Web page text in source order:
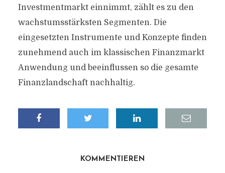
Investmentmarkt einnimmt, zählt es zu den
wachstumsstärksten Segmenten. Die
eingesetzten Instrumente und Konzepte finden
zunehmend auch im klassischen Finanzmarkt
Anwendung und beeinflussen so die gesamte
Finanzlandschaft nachhaltig.
KOMMENTIEREN